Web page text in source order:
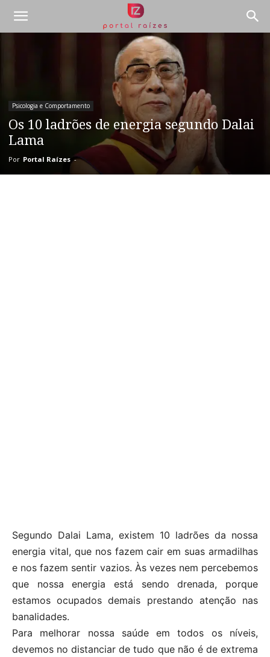
Psicologia e Comportamento
Os 10 ladrões de energia segundo Dalai
Lama
Por Portal Raízes -
Segundo Dalai Lama, existem 10 ladrões da nossa
energia vital, que nos fazem cair em suas armadilhas
e nos fazem sentir vazios. Às vezes nem percebemos
que nossa energia está sendo drenada, porque
estamos ocupados demais prestando atenção nas
banalidades.
Para melhorar nossa saúde em todos os níveis,
devemos no distanciar de tudo que não é de extrema